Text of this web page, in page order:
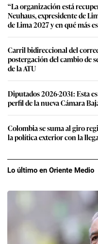
“La organización está
Neuhaus, expresidente de
de Lima 2027 y en qué más
Carril bidireccional del
postergación del cambio de
de la ATU
Diputados 2026-2031: Esta
perfil de la nueva Cámara
Colombia se suma al giro
la política exterior con la
Lo último en Oriente Medio